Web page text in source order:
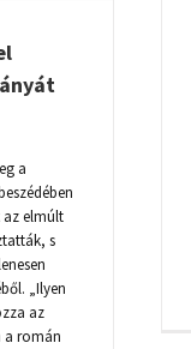
a
elmúlt
s
„Ilyen
az
a román